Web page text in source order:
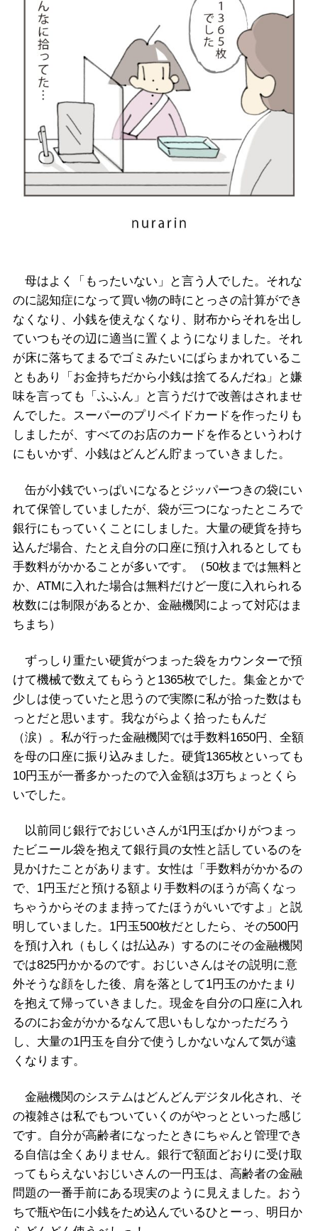
母はよく「もったいない」と言う人でした。それな
のに認知症になって買い物の時にとっさの計算ができ
なくなり、小銭を使えなくなり、財布からそれを出し
ていつもその辺に適当に置くようになりました。それ
が床に落ちてまるでゴミみたいにばらまかれているこ
ともあり「お金持ちだから小銭は捨てるんだね」と嫌
味を言っても「ふふん」と言うだけで改善はされませ
んでした。スーパーのプリペイドカードを作ったりも
しましたが、すべてのお店のカードを作るというわけ
にもいかず、小銭はどんどん貯まっていきました。
缶が小銭でいっぱいになるとジッパーつきの袋にい
れて保管していましたが、袋が三つになったところで
銀行にもっていくことにしました。大量の硬貨を持ち
込んだ場合、たとえ自分の口座に預け入れるとしても
手数料がかかることが多いです。（50枚までは無料と
か、ATMに入れた場合は無料だけど一度に入れられる
枚数には制限があるとか、金融機関によって対応はま
ちまち）
ずっしり重たい硬貨がつまった袋をカウンターで預
けて機械で数えてもらうと1365枚でした。集金とかで
少しは使っていたと思うので実際に私が拾った数はも
っとだと思います。我ながらよく拾ったもんだ
（涙）。私が行った金融機関では手数料1650円、全額
を母の口座に振り込みました。硬貨1365枚といっても
10円玉が一番多かったので入金額は3万ちょっとくら
いでした。
以前同じ銀行でおじいさんが1円玉ばかりがつまっ
たビニール袋を抱えて銀行員の女性と話しているのを
見かけたことがあります。女性は「手数料がかかるの
で、1円玉だと預ける額より手数料のほうが高くなっ
ちゃうからそのまま持ってたほうがいいですよ」と説
明していました。1円玉500枚だとしたら、その500円
を預け入れ（もしくは払込み）するのにその金融機関
では825円かかるのです。おじいさんはその説明に意
外そうな顔をした後、肩を落として1円玉のかたまり
を抱えて帰っていきました。現金を自分の口座に入れ
るのにお金がかかるなんて思いもしなかっただろう
し、大量の1円玉を自分で使うしかないなんて気が遠
くなります。
金融機関のシステムはどんどんデジタル化され、そ
の複雑さは私でもついていくのがやっとといった感じ
です。自分が高齢者になったときにちゃんと管理でき
る自信は全くありません。銀行で額面どおりに受け取
ってもらえないおじいさんの一円玉は、高齢者の金融
問題の一番手前にある現実のように見えました。おう
ちで瓶や缶に小銭をため込んでいるひとーっ、明日か